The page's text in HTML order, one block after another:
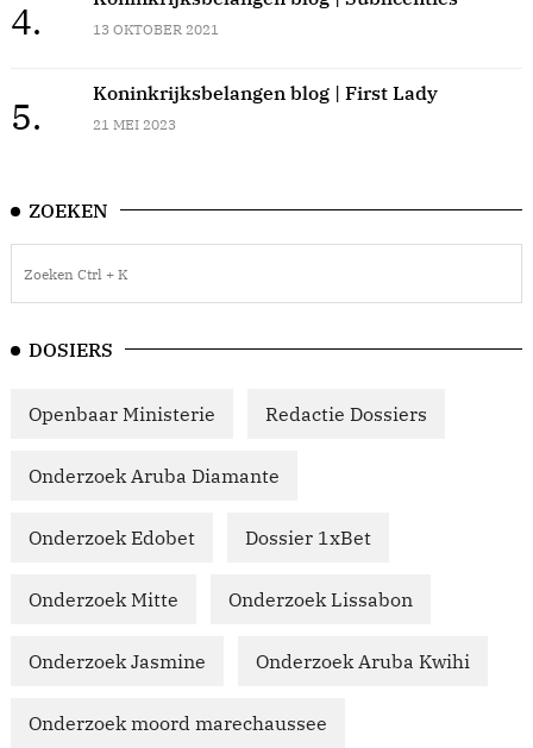
4. 13 OKTOBER 2021
5.
Koninkrijksbelangen blog | First Lady
21 MEI 2023
ZOEKEN
DOSIERS
Openbaar Ministerie Redactie Dossiers
Onderzoek Aruba Diamante
Onderzoek Edobet Dossier 1xBet
Onderzoek Mitte Onderzoek Lissabon
Onderzoek Jasmine Onderzoek Aruba Kwihi
Onderzoek moord marechaussee